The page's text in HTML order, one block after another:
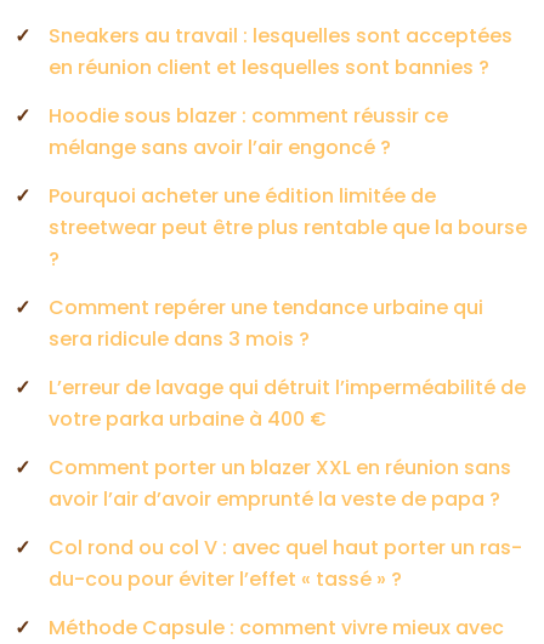
Sneakers au travail : lesquelles sont acceptées
en réunion client et lesquelles sont bannies ?
Hoodie sous blazer : comment réussir ce
mélange sans avoir l’air engoncé ?
Pourquoi acheter une édition limitée de
streetwear peut être plus rentable que la bourse
?
Comment repérer une tendance urbaine qui
sera ridicule dans 3 mois ?
L’erreur de lavage qui détruit l’imperméabilité de
votre parka urbaine à 400 €
Comment porter un blazer XXL en réunion sans
avoir l’air d’avoir emprunté la veste de papa ?
Col rond ou col V : avec quel haut porter un ras-
du-cou pour éviter l’effet « tassé » ?
Méthode Capsule : comment vivre mieux avec